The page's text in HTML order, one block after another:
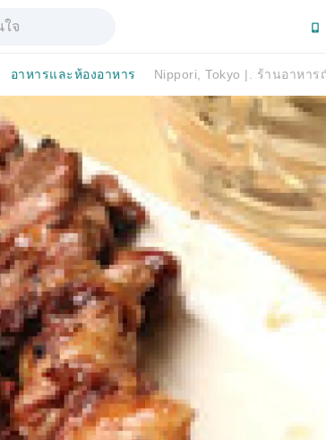
อาหารและห้องอาหาร